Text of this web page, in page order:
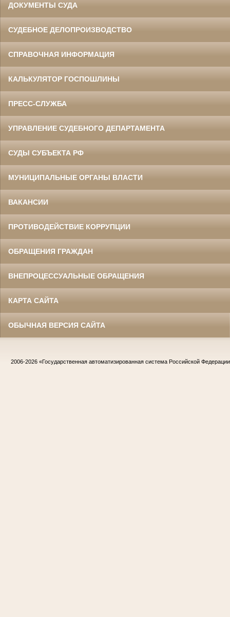
ДОКУМЕНТЫ СУДА
СУДЕБНОЕ ДЕЛОПРОИЗВОДСТВО
СПРАВОЧНАЯ ИНФОРМАЦИЯ
КАЛЬКУЛЯТОР ГОСПОШЛИНЫ
ПРЕСС-СЛУЖБА
УПРАВЛЕНИЕ СУДЕБНОГО ДЕПАРТАМЕНТА
СУДЫ СУБЪЕКТА РФ
МУНИЦИПАЛЬНЫЕ ОРГАНЫ ВЛАСТИ
ВАКАНСИИ
ПРОТИВОДЕЙСТВИЕ КОРРУПЦИИ
ОБРАЩЕНИЯ ГРАЖДАН
ВНЕПРОЦЕССУАЛЬНЫЕ ОБРАЩЕНИЯ
КАРТА САЙТА
ОБЫЧНАЯ ВЕРСИЯ САЙТА
2006-2026 «Государственная автоматизированная система Российской